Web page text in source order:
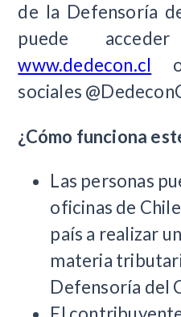
de la Defensoría
puede
www.dedecon.cl o
sociales
¿Cómo funciona
Las personas
oficinas de
país a realizar
materia
Defensoría del